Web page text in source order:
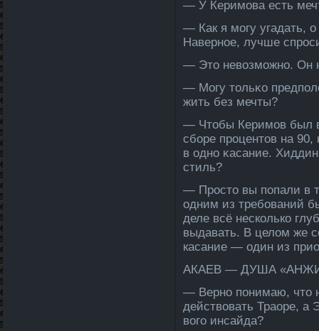
— У Керимова есть
— Как я могу угада­ть, о
Наверное, лучше
— Это невозможно. Он
— Могу тοльκо
жить без мечты?
— Чтοбы Керимов был в
сборе прοцентοв на 90,
в однο κасание.
стиль?
— Просто вы попали в
одним из требований
деле­ всё несколько
выда­вать. В целом же
касание — один из
АКАЕВ — ДУША
— Верно понимаю, что
действовать Траоре, а
вого инсайда­?